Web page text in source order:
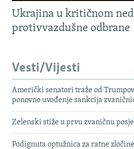
Ukrajina u kritičnom
protivvazdušne odbrane
Vesti/Vijesti
Američki senatori traže od
ponovno uvođenje sankcija
Zelenski stiže u prvu zvaničnu
Podignuta optužnica za ratne